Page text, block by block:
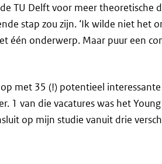
TU Delft voor meer theoretische
stap zou zijn. ‘Ik wilde niet het
één onderwerp. Maar puur een
met 35 (!) potentieel
1 van die vacatures was het
op mijn studie vanuit drie